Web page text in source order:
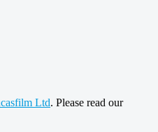
Ltd. Please read our